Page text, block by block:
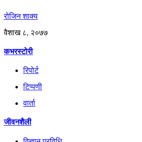
रोजिन शाक्य
वैशाख ८, २०७७
कभरस्टोरी
रिपोर्ट
टिप्पणी
वार्ता
जीवनशैली